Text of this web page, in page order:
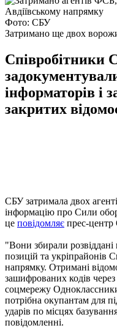
Фото: СБУ
Затримано ще двох
Співробітники
інформаторів і
закритих
СБУ затримала двох
інформацію про Сили
це повідомляє прес-центр
"Вони збирали розвіддані
позицій та укріпрайонів
напрямку. Отримані
зашифрованих кодів
соцмережу
потрібна окупантам для
ударів по місцях
повідомленні.